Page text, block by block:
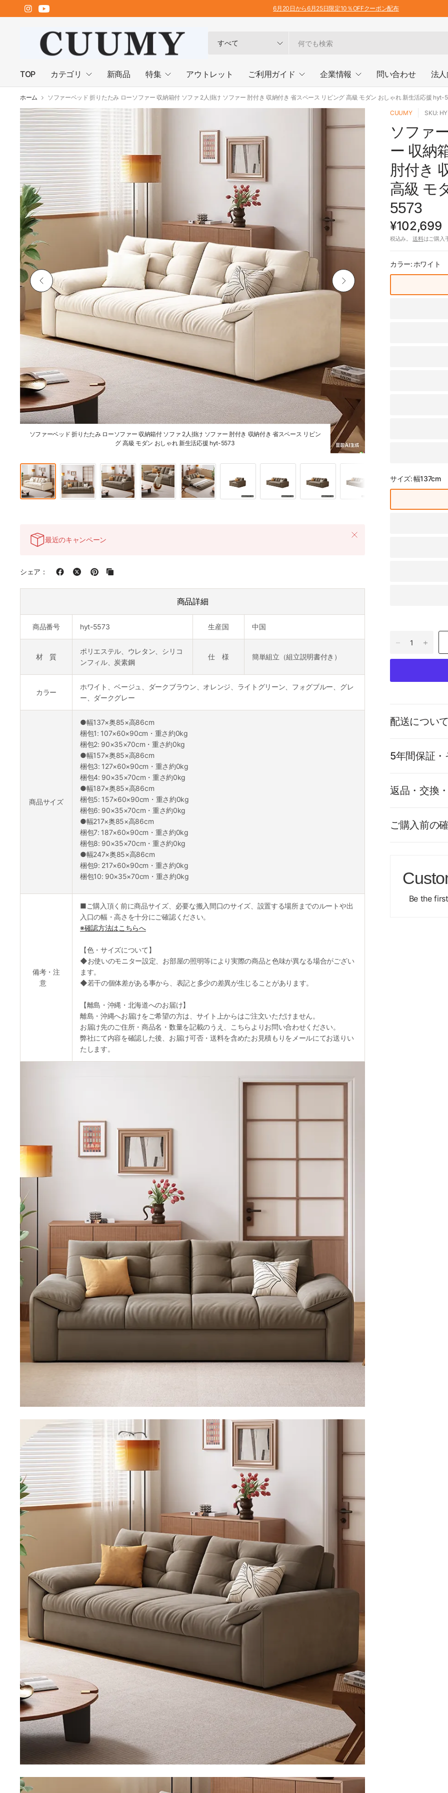
6月20日から6月25日限定10％OFFクーポン配布
索
TOP カテゴリ 新商品 特集 アウトレット ご利用ガイド 企業情報 問い合わせ 法
ホーム ソファーベッド 折りたたみ ローソファー 収納箱付 ソファ 2人掛け ソファー 肘付き 収納付き 省スペース リビング 高級 モダン おしゃれ 新生活応援 hyt-
ソファーベッド 折りたたみ ローソファー 収納箱付 ソファ 2人掛け ソファー 肘付き 収納付き 省スペース リビン
グ 高級 モダン おしゃれ 新生活応援 hyt-5573
ソファーベッド 折りたた
CUUMY SKU:
ソファ
ー 収納
肘付き
高級 モ
5573
¥102,699
税込み。送料はご購入
カラー: ホワイト
サイズ:幅137cm
配送について
5年間保証・
返品・交換
ご購入前の
Be the
最近のキャンペーン
シェア：
商品詳細
商品番号 hyt-5573 生産国 中国
材 質
ポリエステル、ウレタン、シリコ
ンフィル、炭素鋼
仕 様 簡単組立（組立説明書付き）
カラー
ホワイト、ベージュ、ダークブラウン、オレンジ、ライトグリーン、フォグブルー、グレ
ー、ダークグレー
商品サイズ
●幅137×奥85×高86cm
梱包1: 107×60×90cm・重さ約0kg
梱包2: 90×35×70cm・重さ約0kg
●幅157×奥85×高86cm
梱包3: 127×60×90cm・重さ約0kg
梱包4: 90×35×70cm・重さ約0kg
●幅187×奥85×高86cm
梱包5: 157×60×90cm・重さ約0kg
梱包6: 90×35×70cm・重さ約0kg
●幅217×奥85×高86cm
梱包7: 187×60×90cm・重さ約0kg
梱包8: 90×35×70cm・重さ約0kg
●幅247×奥85×高86cm
梱包9: 217×60×90cm・重さ約0kg
梱包10: 90×35×70cm・重さ約0kg
備考・注
意
■ご購入頂く前に商品サイズ、必要な搬入間口のサイズ、設置する場所までのルートや出
入口の幅・高さを十分にご確認ください。
※確認方法はこちらへ
【色・サイズについて】
◆お使いのモニター設定、お部屋の照明等により実際の商品と色味が異なる場合がござい
ます。
◆若干の個体差がある事から、表記と多少の差異が生じることがあります。
【離島・沖縄・北海道へのお届け】
離島・沖縄へお届けをご希望の方は、サイト上からはご注文いただけません。
お届け先のご住所・商品名・数量を記載のうえ、こちらよりお問い合わせください。
弊社にて内容を確認した後、お届け可否・送料を含めたお見積もりをメールにてお送りい
たします。